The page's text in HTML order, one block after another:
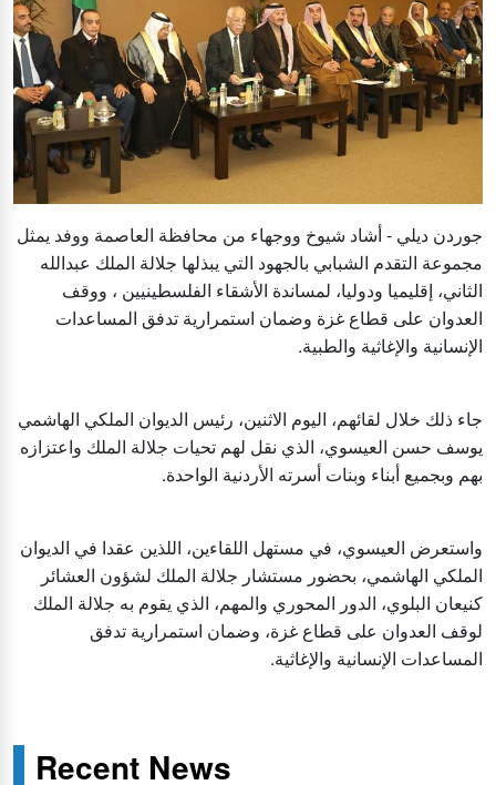
جوردن ديلي - أشاد شيوخ ووجهاء من محافظة العاصمة ووفد يمثل
مجموعة التقدم الشبابي بالجهود التي يبذلها جلالة الملك عبدالله
الثاني، إقليميا ودوليا، لمساندة الأشقاء الفلسطينيين ، ووقف
العدوان على قطاع غزة وضمان استمرارية تدفق المساعدات
الإنسانية والإغاثية والطبية.
جاء ذلك خلال لقائهم، اليوم الاثنين، رئيس الديوان الملكي الهاشمي
يوسف حسن العيسوي، الذي نقل لهم تحيات جلالة الملك واعتزازه
بهم وبجميع أبناء وبنات أسرته الأردنية الواحدة.
واستعرض العيسوي، في مستهل اللقاءين، اللذين عقدا في الديوان
الملكي الهاشمي، بحضور مستشار جلالة الملك لشؤون العشائر
كنيعان البلوي، الدور المحوري والمهم، الذي يقوم به جلالة الملك
لوقف العدوان على قطاع غزة، وضمان استمرارية تدفق
المساعدات الإنسانية والإغاثية.
Recent News